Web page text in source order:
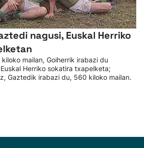
nagusi, Euskal Herriko
mailan, Goiherrik irabazi du
Herriko sokatira txapelketa;
Gaztedik irabazi du, 560 kiloko mailan.